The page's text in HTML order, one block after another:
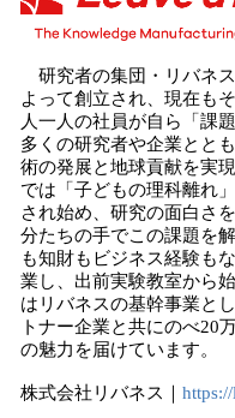
研究者の集団・リバネ
よって創立され、現在も
人一人の社員が自ら「課
多くの研究者や企業とと
術の発展と地球貢献を実
では「子どもの理科離れ
され始め、研究の面白さ
分たちの手でこの課題を
も知財もビジネス経験も
業し、出前実験教室から
はリバネスの基幹事業と
トナー企業と共にのべ20
の魅力を届けています。
株式会社リバネス｜